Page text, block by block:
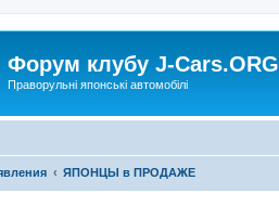
Форум клубу J-Cars.ORG
Праворульні японські автомобілі
ЯПОНЦЫ в ПРОДАЖЕ